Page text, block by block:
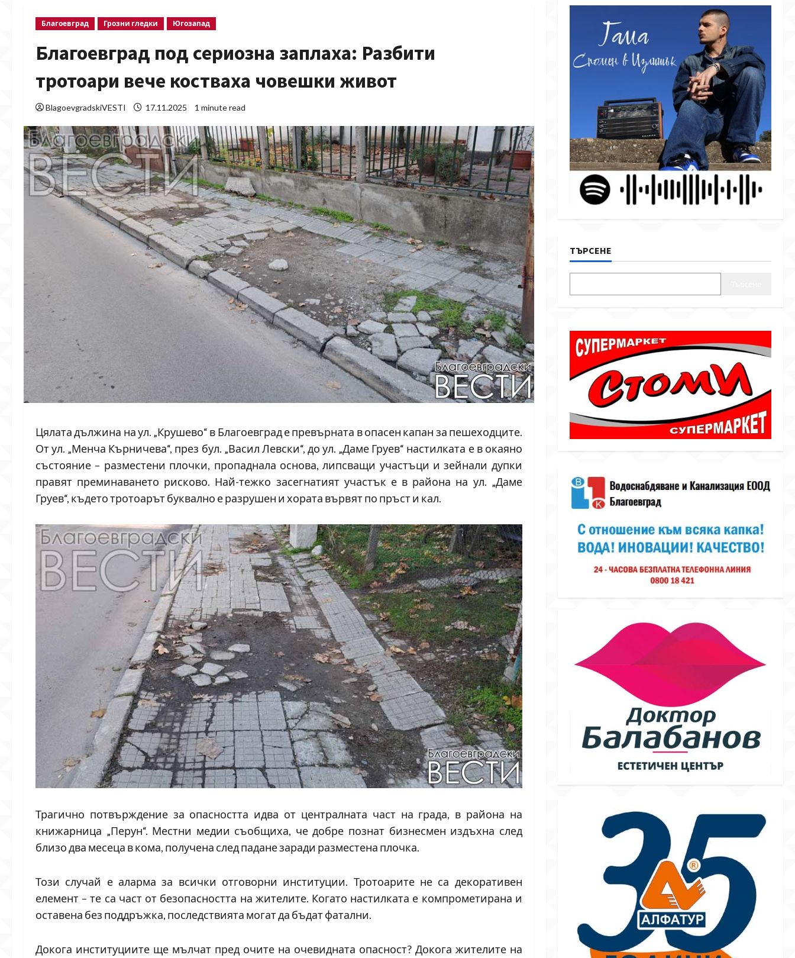
Благоевград Грозни гледки Югозапад
Благоевград под сериозна заплаха: Разбити
тротоари вече костваха човешки живот
BlagoevgradskiVESTI 17.11.2025 1 minute read
Цялата дължина на ул. „Крушево“ в Благоевград е превърната в опасен капан за пешеходците.
От ул. „Менча Кърничева“, през бул. „Васил Левски“, до ул. „Даме Груев“ настилката е в окаяно
състояние – разместени плочки, пропаднала основа, липсващи участъци и зейнали дупки
правят преминаването рисково. Най-тежко засегнатият участък е в района на ул. „Даме
Груев“, където тротоарът буквално е разрушен и хората вървят по пръст и кал.
Трагично потвърждение за опасността идва от централната част на града, в района на
книжарница „Перун“. Местни медии съобщиха, че добре познат бизнесмен издъхна след
близо два месеца в кома, получена след падане заради разместена плочка.
Този случай е аларма за всички отговорни институции. Тротоарите не са декоративен
елемент – те са част от безопасността на жителите. Когато настилката е компрометирана и
оставена без поддръжка, последствията могат да бъдат фатални.
Докога институциите ще мълчат пред очите на очевидната опасност? Докога жителите на
ТЪРСЕНЕ